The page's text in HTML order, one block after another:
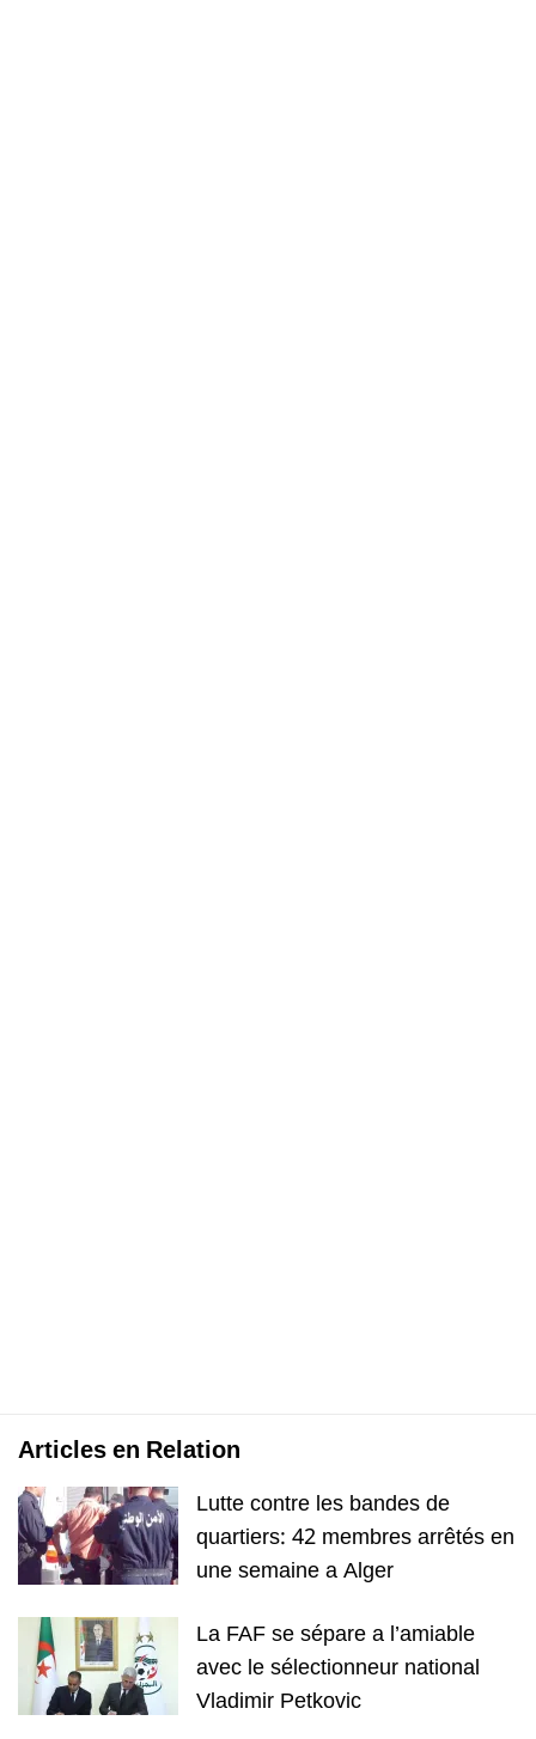
Articles en Relation
Lutte contre les bandes de
quartiers: 42 membres arrêtés en
une semaine a Alger
La FAF se sépare a l’amiable
avec le sélectionneur national
Vladimir Petkovic